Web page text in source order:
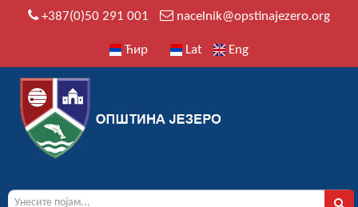
+387(0)50 291 001 nacelnik@opstinajezero.org
Ћир Lat Eng